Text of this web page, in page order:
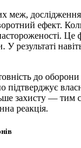
дослідження
ефект.
результаті
до
захисту — тим
реакція.